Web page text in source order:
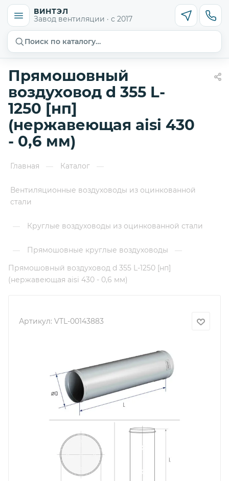
ВИНТЭЛ
Завод вентиляции · с 2017
Поиск по каталогу…
Прямошовный
воздуховод d 355 L-
1250 [нп]
(нержавеющая aisi 430
- 0,6 мм)
Главная — Каталог —
Вентиляционные воздуховоды из оцинкованной
стали
— Круглые воздуховоды из оцинкованной стали
— Прямошовные круглые воздуховоды
—
Прямошовный воздуховод d 355 L-1250 [нп]
(нержавеющая aisi 430 - 0,6 мм)
Артикул: VTL-00143883